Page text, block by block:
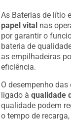
As Baterias de lítio
papel vital nas
por garantir o
bateria de
as empilhadeiras
eficiência.
O desempenho
ligado àqualidade
qualidade podem
o tempo de